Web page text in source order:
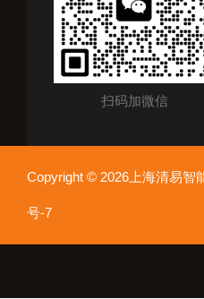
扫码加微信
Copyright © 2026上海清易
号-7